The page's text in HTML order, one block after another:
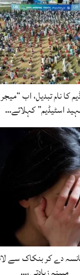
کا نام تبدیل، اب
اسٹیڈیم” کہلائے…
دے کر بنکاک سے